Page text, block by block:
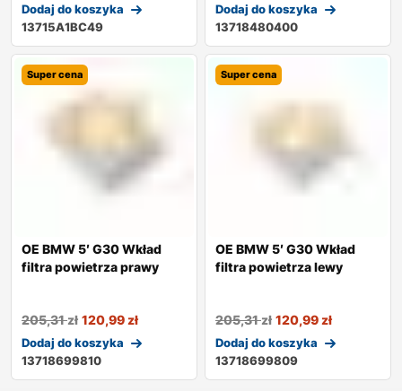
Dodaj do koszyka
13715A1BC49
Dodaj do koszyka
13718480400
Super cena
OE BMW 5′ G30 Wkład
filtra powietrza prawy
205,31zł 120,99zł
Dodaj do koszyka
13718699810
Super cena
OE BMW 5′ G30 Wkład
filtra powietrza lewy
205,31zł 120,99zł
Dodaj do koszyka
13718699809